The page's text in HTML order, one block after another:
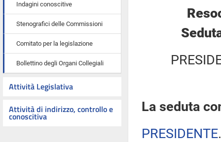
Indagini conoscitive
Stenografici delle Commissioni
Comitato per la legislazione
Bollettino degli Organi Collegiali
Attività Legislativa
Attività di indirizzo, controllo e
conoscitiva
La seduta
PRESIDENTE